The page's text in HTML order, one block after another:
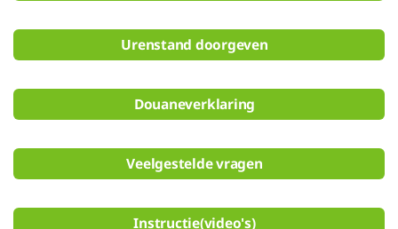
Urenstand doorgeven
Douaneverklaring
Veelgestelde vragen
Instructie(video's)